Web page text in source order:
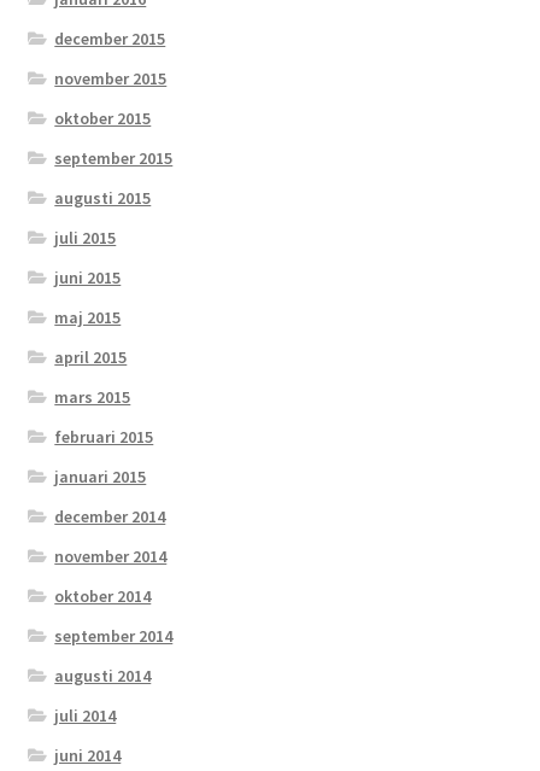
december 2015
november 2015
oktober 2015
september 2015
augusti 2015
juli 2015
juni 2015
maj 2015
april 2015
mars 2015
februari 2015
januari 2015
december 2014
november 2014
oktober 2014
september 2014
augusti 2014
juli 2014
juni 2014